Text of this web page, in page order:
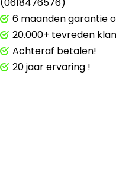
6 maanden garantie
20.000+ tevreden
Achteraf betalen!
20 jaar ervaring !